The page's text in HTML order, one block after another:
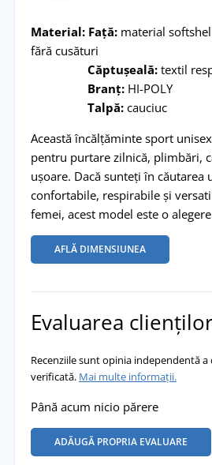
Material: Față:material
fără cusături
Căptușeală:textil
Branț:HI-POLY
Talpă:cauciuc
Această încălțăminte sport
pentru purtare zilnică, plimbări,
ușoare. Dacă sunteți în căutarea
confortabile, respirabile și
femei, acest model este o
AFLĂ DIMENSIUNEA
Evaluarea
Recenziile sunt opinia independentă
verificată. Mai multe informații.
Până acum nicio părere
ADĂUGĂ PROPRIA EVALUARE